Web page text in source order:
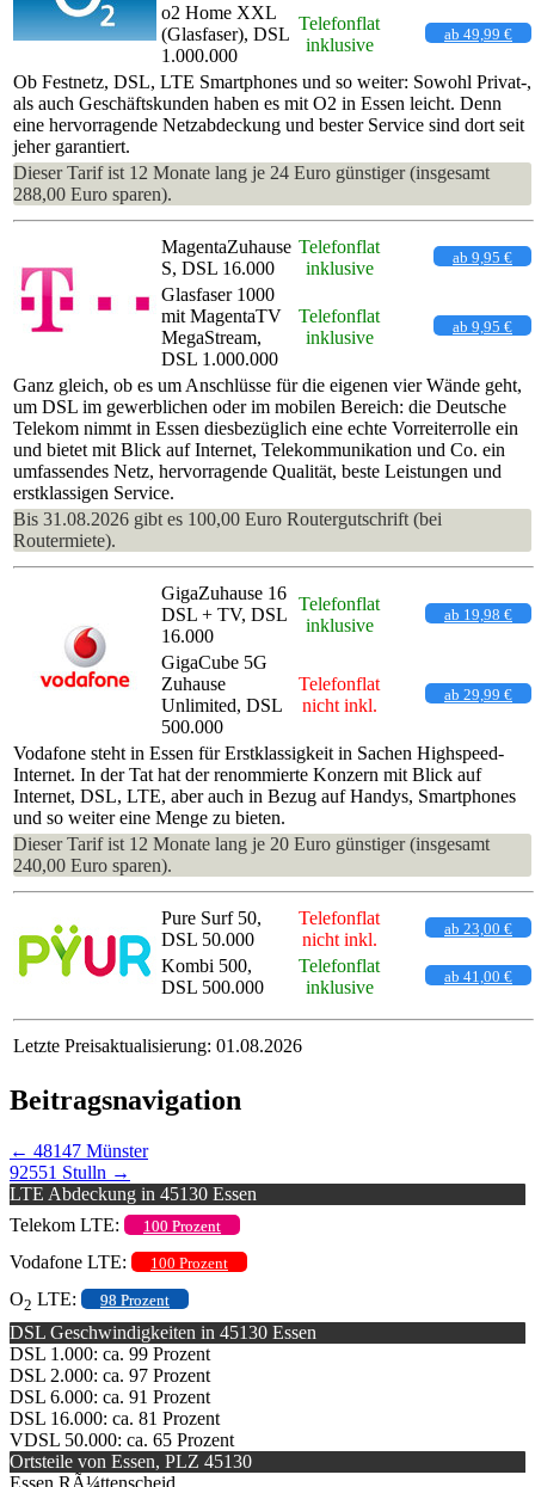
o2 Home XXL
(Glasfaser), DSL
1.000.000
Telefonflat
inklusive
ab 49,99 €
Ob Festnetz, DSL, LTE Smartphones und so weiter: Sowohl Privat-,
als auch Geschäftskunden haben es mit O2 in Essen leicht. Denn
eine hervorragende Netzabdeckung und bester Service sind dort seit
jeher garantiert.
Dieser Tarif ist 12 Monate lang je 24 Euro günstiger (insgesamt
288,00 Euro sparen).
MagentaZuhause
S, DSL 16.000
Telefonflat
inklusive
ab 9,95 €
Glasfaser 1000
mit MagentaTV
MegaStream,
DSL 1.000.000
Telefonflat
inklusive
ab 9,95 €
Ganz gleich, ob es um Anschlüsse für die eigenen vier Wände geht,
um DSL im gewerblichen oder im mobilen Bereich: die Deutsche
Telekom nimmt in Essen diesbezüglich eine echte Vorreiterrolle ein
und bietet mit Blick auf Internet, Telekommunikation und Co. ein
umfassendes Netz, hervorragende Qualität, beste Leistungen und
erstklassigen Service.
Bis 31.08.2026 gibt es 100,00 Euro Routergutschrift (bei
Routermiete).
GigaZuhause 16
DSL + TV, DSL
16.000
Telefonflat
inklusive
ab 19,98 €
GigaCube 5G
Zuhause
Unlimited, DSL
500.000
Telefonflat
nicht inkl.
ab 29,99 €
Vodafone steht in Essen für Erstklassigkeit in Sachen Highspeed-
Internet. In der Tat hat der renommierte Konzern mit Blick auf
Internet, DSL, LTE, aber auch in Bezug auf Handys, Smartphones
und so weiter eine Menge zu bieten.
Dieser Tarif ist 12 Monate lang je 20 Euro günstiger (insgesamt
240,00 Euro sparen).
Pure Surf 50,
DSL 50.000
Telefonflat
nicht inkl.
ab 23,00 €
Kombi 500,
DSL 500.000
Telefonflat
inklusive
ab 41,00 €
Letzte Preisaktualisierung: 01.08.2026
Beitragsnavigation
← 48147 Münster
92551 Stulln →
LTE Abdeckung in 45130 Essen
Telekom LTE:
100 Prozent
Vodafone LTE: 100 Prozent
O2 LTE: 98 Prozent
DSL Geschwindigkeiten in 45130 Essen
DSL 1.000: ca. 99 Prozent
DSL 2.000: ca. 97 Prozent
DSL 6.000: ca. 91 Prozent
DSL 16.000: ca. 81 Prozent
VDSL 50.000: ca. 65 Prozent
Ortsteile von Essen, PLZ 45130
Essen RÃ¼ttenscheid